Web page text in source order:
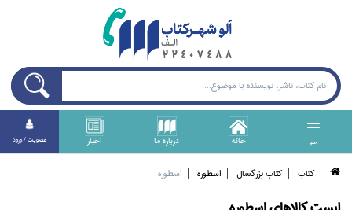
منو خانه درباره ما اخبار عضويت / ورود
كتاب كتاب بزرگسال اسطوره اسطوره